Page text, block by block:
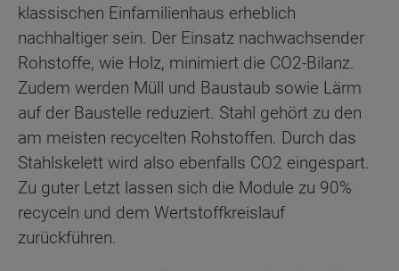
klassischen Einfamilienhaus erheblich
nachhaltiger sein. Der Einsatz nachwachsender
Rohstoffe, wie Holz, minimiert die CO2-Bilanz.
Zudem werden Müll und Baustaub sowie Lärm
auf der Baustelle reduziert. Stahl gehört zu den
am meisten recycelten Rohstoffen. Durch das
Stahlskelett wird also ebenfalls CO2 eingespart.
Zu guter Letzt lassen sich die Module zu 90%
recyceln und dem Wertstoffkreislauf
zurückführen.